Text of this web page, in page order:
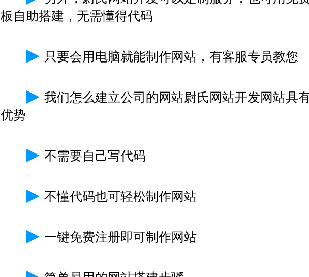
板自助搭建，无需懂得代码
▶ 只要会用电脑就能制作网站，有客服专员教您
▶ 我们怎么建立公司的网站尉氏网站开发网站具
优势
▶ 不需要自己写代码
▶ 不懂代码也可轻松制作网站
▶ 一键免费注册即可制作网站